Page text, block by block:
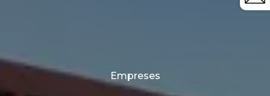
Categories
Empreses